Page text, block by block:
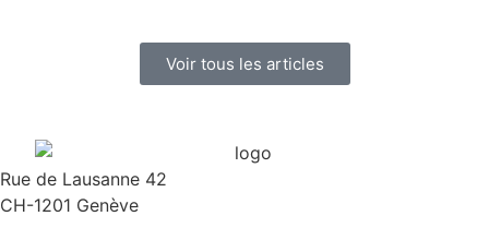
Voir tous les articles
Rue de Lausanne 42
CH-1201 Genève